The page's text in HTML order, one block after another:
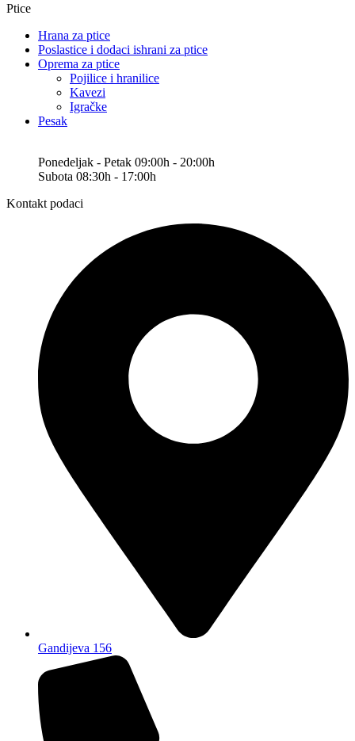
Ptice
Hrana za ptice
Poslastice i dodaci ishrani za ptice
Oprema za ptice
Pojilice i hranilice
Kavezi
Igračke
Pesak
Ponedeljak - Petak 09:00h - 20:00h
Subota 08:30h - 17:00h
Kontakt podaci
Gandijeva 156